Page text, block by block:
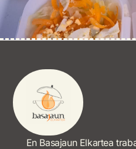
En Basajaun Elkartea